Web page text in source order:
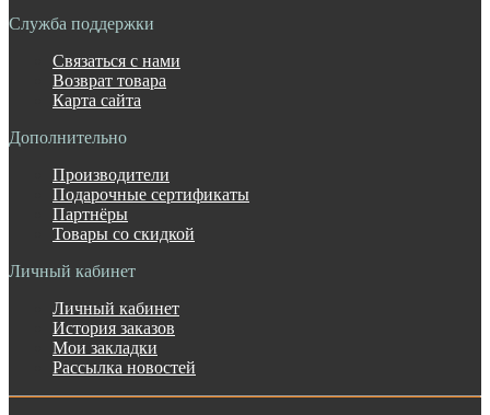
Служба поддержки
Связаться с нами
Возврат товара
Карта сайта
Дополнительно
Производители
Подарочные сертификаты
Партнёры
Товары со скидкой
Личный кабинет
Личный кабинет
История заказов
Мои закладки
Рассылка новостей